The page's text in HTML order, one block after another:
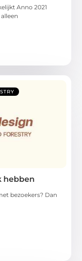
Anno 2021
hebben
bezoekers? Dan